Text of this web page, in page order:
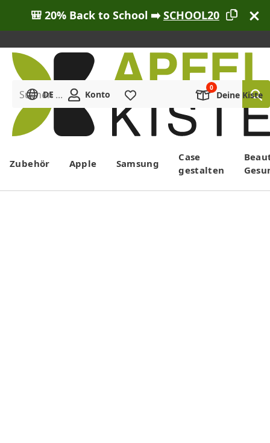
🎒 20% Back to School ➡️SCHOOL20
Menü
Suchen ...
DE Konto Deine Kiste
Zubehör Apple Samsung
Case
gestalten